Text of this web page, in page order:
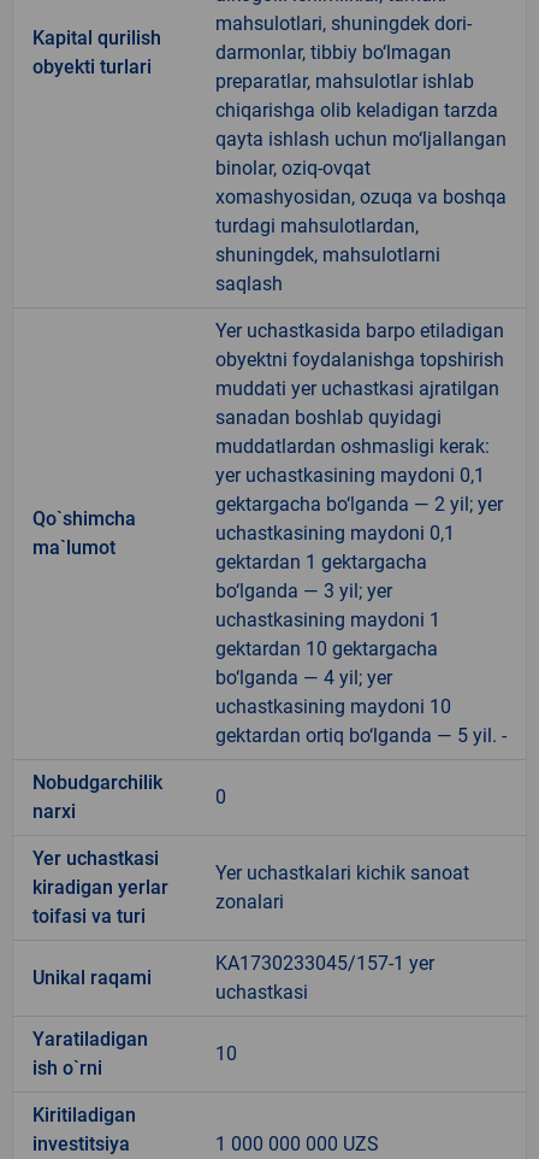
Kapital qurilish
obyekti turlari
mahsulotlari, shuningdek dori-
darmonlar, tibbiy bo‘lmagan
preparatlar, mahsulotlar ishlab
chiqarishga olib keladigan tarzda
qayta ishlash uchun mo‘ljallangan
binolar, oziq-ovqat
xomashyosidan, ozuqa va boshqa
turdagi mahsulotlardan,
shuningdek, mahsulotlarni
saqlash
Qo`shimcha
ma`lumot
Yer uchastkasida barpo etiladigan
obyektni foydalanishga topshirish
muddati yer uchastkasi ajratilgan
sanadan boshlab quyidagi
muddatlardan oshmasligi kerak:
yer uchastkasining maydoni 0,1
gektargacha bo‘lganda — 2 yil; yer
uchastkasining maydoni 0,1
gektardan 1 gektargacha
bo‘lganda — 3 yil; yer
uchastkasining maydoni 1
gektardan 10 gektargacha
bo‘lganda — 4 yil; yer
uchastkasining maydoni 10
gektardan ortiq bo‘lganda — 5 yil. -
Nobudgarchilik
narxi
0
Yer uchastkasi
kiradigan yerlar
toifasi va turi
Yer uchastkalari kichik sanoat
zonalari
Unikal raqami
KA1730233045/157-1 yer
uchastkasi
Yaratiladigan
ish o`rni
10
Kiritiladigan
investitsiya
1 000 000 000 UZS